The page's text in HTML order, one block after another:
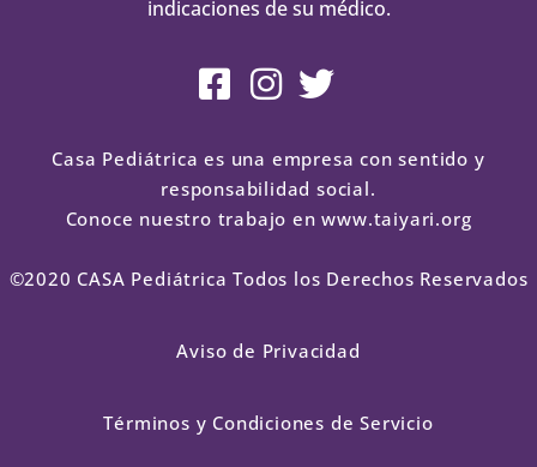
indicaciones de su médico.
Casa Pediátrica es una empresa con sentido y
responsabilidad social.
Conoce nuestro trabajo en www.taiyari.org
©2020 CASA Pediátrica Todos los Derechos Reservados
Aviso de Privacidad
Términos y Condiciones de Servicio